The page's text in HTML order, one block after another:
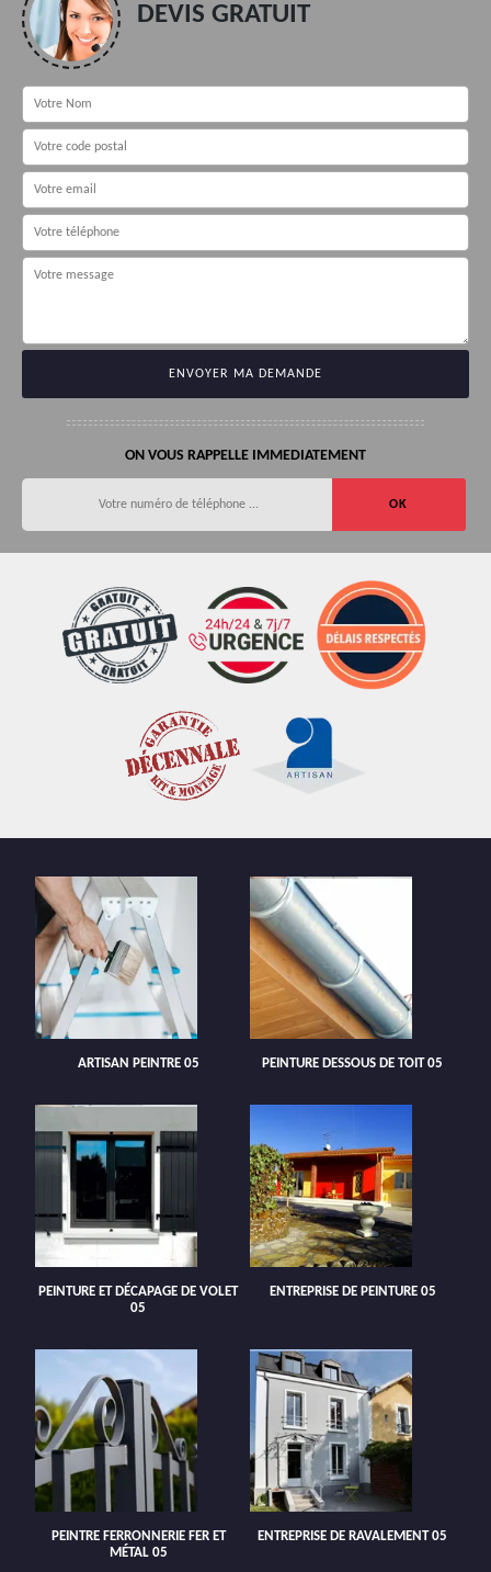
DEVIS GRATUIT
ON VOUS RAPPELLE IMMEDIATEMENT
ARTISAN PEINTRE 05 PEINTURE DESSOUS DE TOIT 05
PEINTURE ET DÉCAPAGE DE VOLET
05
ENTREPRISE DE PEINTURE 05
PEINTRE FERRONNERIE FER ET
MÉTAL 05
ENTREPRISE DE RAVALEMENT 05